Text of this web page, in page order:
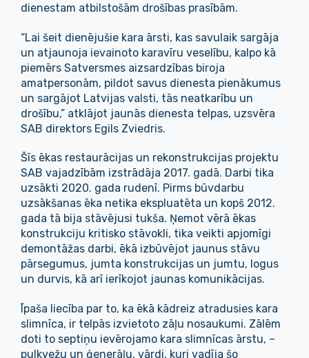
dienestam atbilstošām drošības prasībām.
“Lai šeit dienējušie kara ārsti, kas savulaik sargāja
un atjaunoja ievainoto karavīru veselību, kalpo kā
piemērs Satversmes aizsardzības biroja
amatpersonām, pildot savus dienesta pienākumus
un sargājot Latvijas valsti, tās neatkarību un
drošību,” atklājot jaunās dienesta telpas, uzsvēra
SAB direktors Egils Zviedris.
Šīs ēkas restaurācijas un rekonstrukcijas projektu
SAB vajadzībām izstrādāja 2017. gadā. Darbi tika
uzsākti 2020. gada rudenī. Pirms būvdarbu
uzsākšanas ēka netika ekspluatēta un kopš 2012.
gada tā bija stāvējusi tukša. Ņemot vērā ēkas
konstrukciju kritisko stāvokli, tika veikti apjomīgi
demontāžas darbi, ēkā izbūvējot jaunus stāvu
pārsegumus, jumta konstrukcijas un jumtu, logus
un durvis, kā arī ierīkojot jaunas komunikācijas.
Īpaša liecība par to, ka ēkā kādreiz atradusies kara
slimnīca, ir telpās izvietoto zāļu nosaukumi. Zālēm
doti to septiņu ievērojamo kara slimnīcas ārstu, –
pulkvežu un ģenerāļu, vārdi, kuri vadīja šo